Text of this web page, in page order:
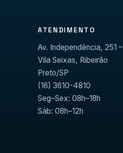
ATENDIMENTO
Av. Independência, 251 –
Vila Seixas, Ribeirão
Preto/SP
(16) 3610-4810
Seg–Sex: 08h–18h
Sáb: 08h–12h